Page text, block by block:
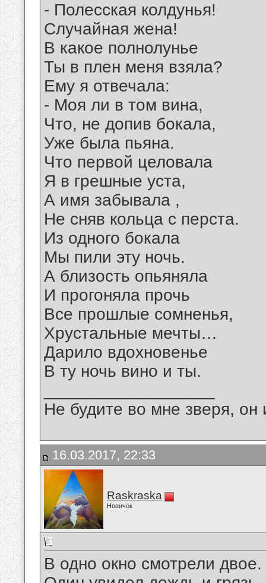
- Полесская колдунья!
Случайная жена!
В какое полнолунье
Ты в плен меня взяла?
Ему я отвечала:
- Моя ли в том вина,
Что, не допив бокала,
Уже была пьяна.
Что первой целовала
Я в грешные уста,
А имя забывала ,
Не сняв кольца с перста.
Из одного бокала
Мы пили эту ночь.
А близость опьяняла
И прогоняла прочь
Все прошлые сомненья,
Хрустальные мечты…
Дарило вдохновенье
В ту ночь вино и ты.
Не будите во мне зверя, он
16.03.2017, 22:33
Raskraska
Новичок
В одно окно смотрели двое.